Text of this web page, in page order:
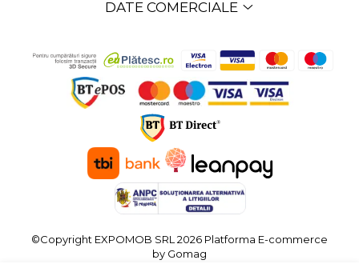
DATE COMERCIALE
©Copyright EXPOMOB SRL 2026 Platforma E-commerce
by Gomag